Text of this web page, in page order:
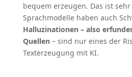
bequem erzeugen. Das ist
Sprachmodelle haben auch
Halluzinationen – also
Quellen – sind nur eines der
Texterzeugung mit KI.